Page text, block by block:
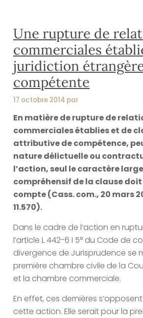
Une rupture de
commerciales
juridiction
compétente
17 octobre 2014 par
En matière de rupture de
commerciales établies et de
attributive de compétence,
nature délictuelle ou
l’action, seul le caractère
compréhensif de la clause
compte (Cass. com., 20 mars
11.570).
Dans le cadre de l’action en
l’article L 442-6 I 5° du Code de
divergence de Jurisprudence se
première chambre civile de la
et la chambre commerciale.
En effet, ces dernières
cette action. Elle serait pour la